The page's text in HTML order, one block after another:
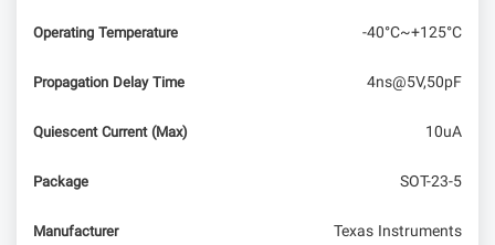
Operating Temperature -40°C~+125°C
Propagation Delay Time 4ns@5V,50pF
Quiescent Current (Max) 10uA
Package SOT-23-5
Manufacturer Texas Instruments